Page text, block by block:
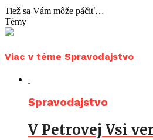
Tiež sa Vám môže páčiť…
Témy
Viac v téme Spravodajstvo
Spravodajstvo
V Petrovej Vsi